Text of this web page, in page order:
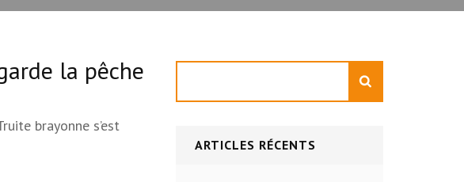
la pêche
brayonne s’est
ARTICLES RÉCENTS